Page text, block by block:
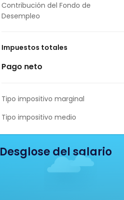
Contribución del Fondo de
Desempleo
Impuestos totales
Pago neto
Tipo impositivo marginal
Tipo impositivo medio
Desglose del salario